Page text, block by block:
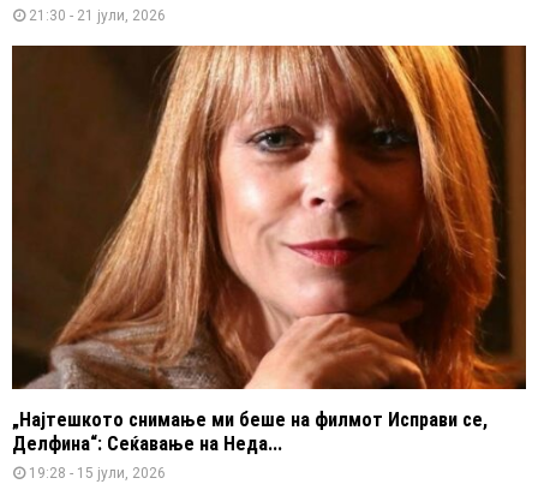
21:30 - 21 јули, 2026
„Најтешкото снимање ми беше на филмот Исправи се,
Делфина“: Сеќавање на Неда...
19:28 - 15 јули, 2026